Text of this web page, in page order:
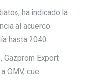
ha indicado la
al acuerdo
hasta 2040.
Gazprom Export
OMV, que